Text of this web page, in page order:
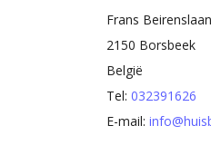
Frans
2150 Borsbeek
België
Tel: 032391626
E-mail: